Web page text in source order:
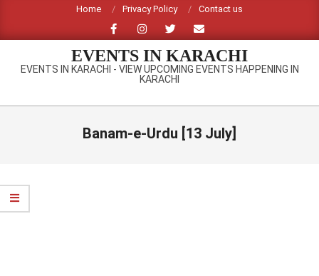
content
Home Privacy Policy Contact us
EVENTS IN KARACHI
EVENTS IN KARACHI - VIEW UPCOMING EVENTS HAPPENING IN
KARACHI
Primary
Banam-e-Urdu [13 July]